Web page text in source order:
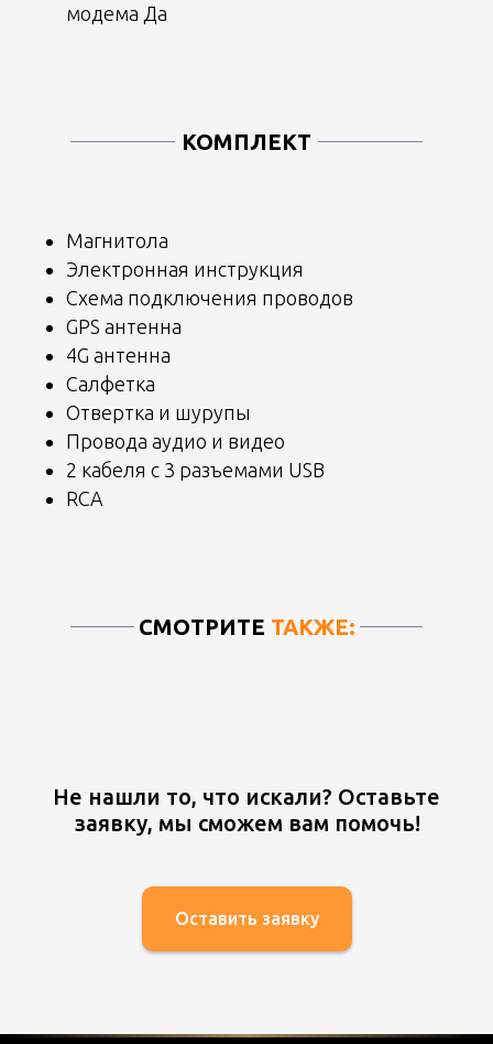
модема Да
КОМПЛЕКТ
Магнитола
Электронная инструкция
Схема подключения проводов
GPS антенна
4G антенна
Салфетка
Отвертка и шурупы
Провода аудио и видео
2 кабеля с 3 разъемами USB
RCA
СМОТРИТЕ ТАКЖЕ:
Не нашли то, что искали? Оставьте
заявку, мы сможем вам помочь!
Оставить заявку